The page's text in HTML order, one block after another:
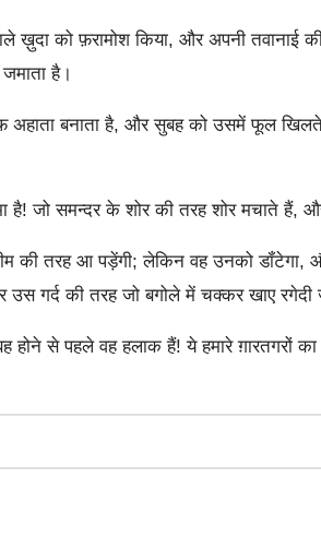
ख़ुदा को फ़रामोश किया, और अपनी तवानाई
है।
अहाता बनाता है, और सुबह को उसमें फूल
है! जो समन्दर के शोर की तरह शोर मचाते हैं,
की तरह आ पड़ेंगी; लेकिन वह उनको डॉंटेगा,
गर्द की तरह जो बगोले में चक्कर खाए रगेदी
से पहले वह हलाक हैं! ये हमारे ग़ारतगरों